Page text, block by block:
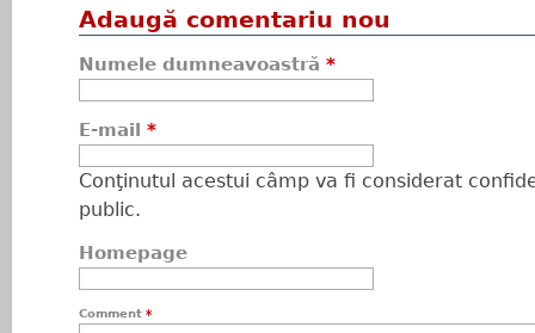
Adaugă comentariu nou
Numele dumneavoastră *
E-mail *
Conţinutul acestui câmp va fi considerat
public.
Homepage
Comment *